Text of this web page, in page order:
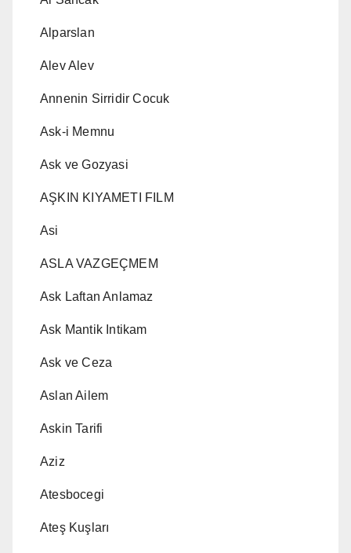
Alparslan
Alev Alev
Annenin Sirridir Cocuk
Ask-i Memnu
Ask ve Gozyasi
AŞKIN KIYAMETI FILM
Asi
ASLA VAZGEÇMEM
Ask Laftan Anlamaz
Ask Mantik Intikam
Ask ve Ceza
Aslan Ailem
Askin Tarifi
Aziz
Atesbocegi
Ateş Kuşları